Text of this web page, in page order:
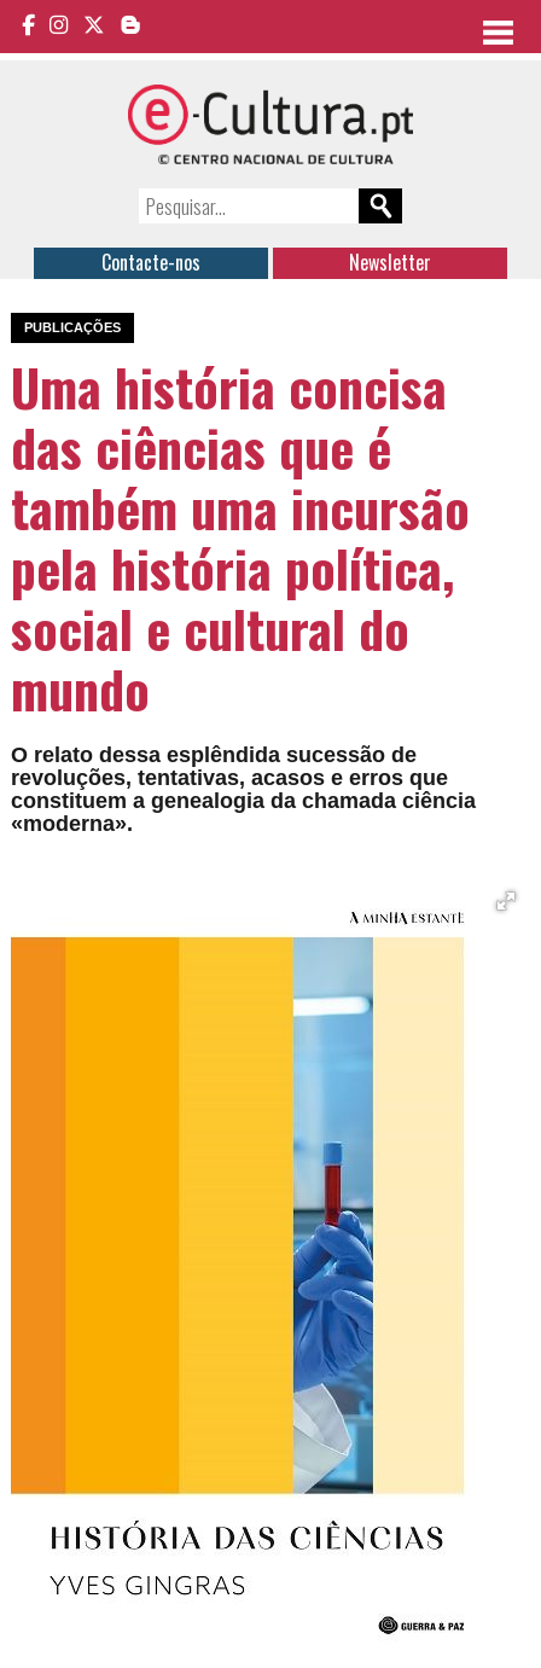
Contacte-nos Newsletter
PUBLICAÇÕES
Uma história concisa
das ciências que é
também uma incursão
pela história política,
social e cultural do
mundo
O relato dessa esplêndida sucessão de
revoluções, tentativas, acasos e erros que
constituem a genealogia da chamada ciência
«moderna».